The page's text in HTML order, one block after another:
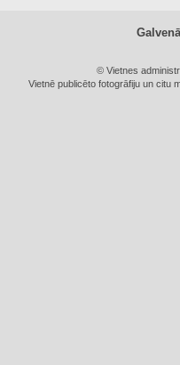
© Vietnes
Vietnē publicēto fotogrāfiju un citu